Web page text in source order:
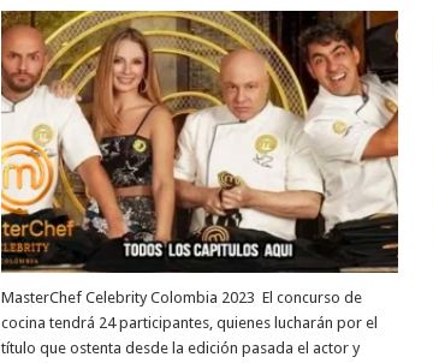
MasterChef Celebrity Colombia 2023 El concurso de
cocina tendrá 24 participantes, quienes lucharán por el
título que ostenta desde la edición pasada el actor y